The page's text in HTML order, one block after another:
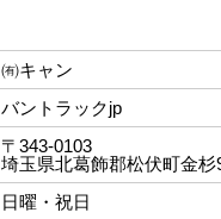
㈲キャン
バントラックjp
〒343-0103
埼玉県北葛飾郡松伏町金杉
日曜・祝日